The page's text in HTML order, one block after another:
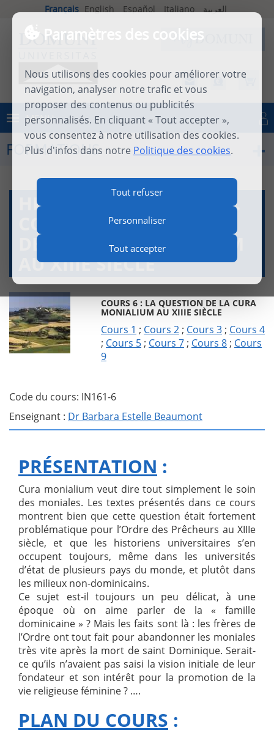
Paramètres des cookies
Nous utilisons des cookies pour améliorer votre
navigation, analyser notre trafic et vous
proposer des contenus ou publicités
personnalisés. En cliquant « Tout accepter »,
vous consentez à notre utilisation des cookies.
Plus d'infos dans notre Politique des cookies.
Tout refuser
Personnaliser
Tout accepter
Français English Español Italiano العربية
MENU Se connecter
FORMATIONS
HISTOIRE DOMINICAINE.
COURS 6 : LA QUESTION
DE LA CURA MONIALIUM
AU XIIIE SIÈCLE
COURS 6 : LA QUESTION DE LA CURA
MONIALIUM AU XIIIE SIÈCLE
Cours 1 ; Cours 2 ; Cours 3 ; Cours 4
; Cours 5 ; Cours 7 ; Cours 8 ; Cours
9
Code du cours: IN161-6
Enseignant : Dr Barbara Estelle Beaumont
PRÉSENTATION :
Cura monialium veut dire tout simplement le soin
des moniales. Les textes présentés dans ce cours
montrent bien que cette question était fortement
problématique pour l’Ordre des Prêcheurs au XIIIe
siècle, et que les historiens universitaires s’en
occupent toujours, même dans les universités
d’état de plusieurs pays du monde, et plutôt dans
les milieux non-dominicains.
Ce sujet est-il toujours un peu délicat, à une
époque où on aime parler de la « famille
dominicaine » ? Mais les faits sont là : les frères de
l’Ordre ont tout fait pour abandonner les moniales
très vite après la mort de saint Dominique. Serait-
ce qu’ils n’avaient pas saisi la vision initiale de leur
fondateur et son intérêt pour la promotion de la
vie religieuse féminine ? ….
PLAN DU COURS :